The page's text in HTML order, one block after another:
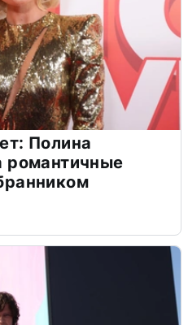
Полина
романтичные